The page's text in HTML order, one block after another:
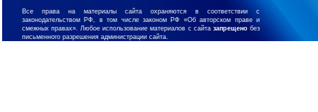
Все права на материалы сайта охраняются в соответствии с
законодательством РФ, в том числе законом РФ «Об авторском праве и
смежных правах». Любое использование материалов с сайта запрещенобез
письменного разрешения администрации сайта.